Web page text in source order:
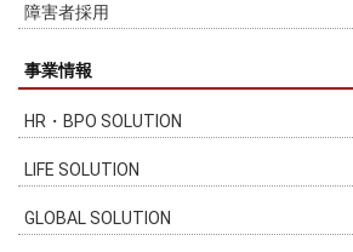
障害者採用
事業情報
HR・BPO SOLUTION
LIFE SOLUTION
GLOBAL SOLUTION